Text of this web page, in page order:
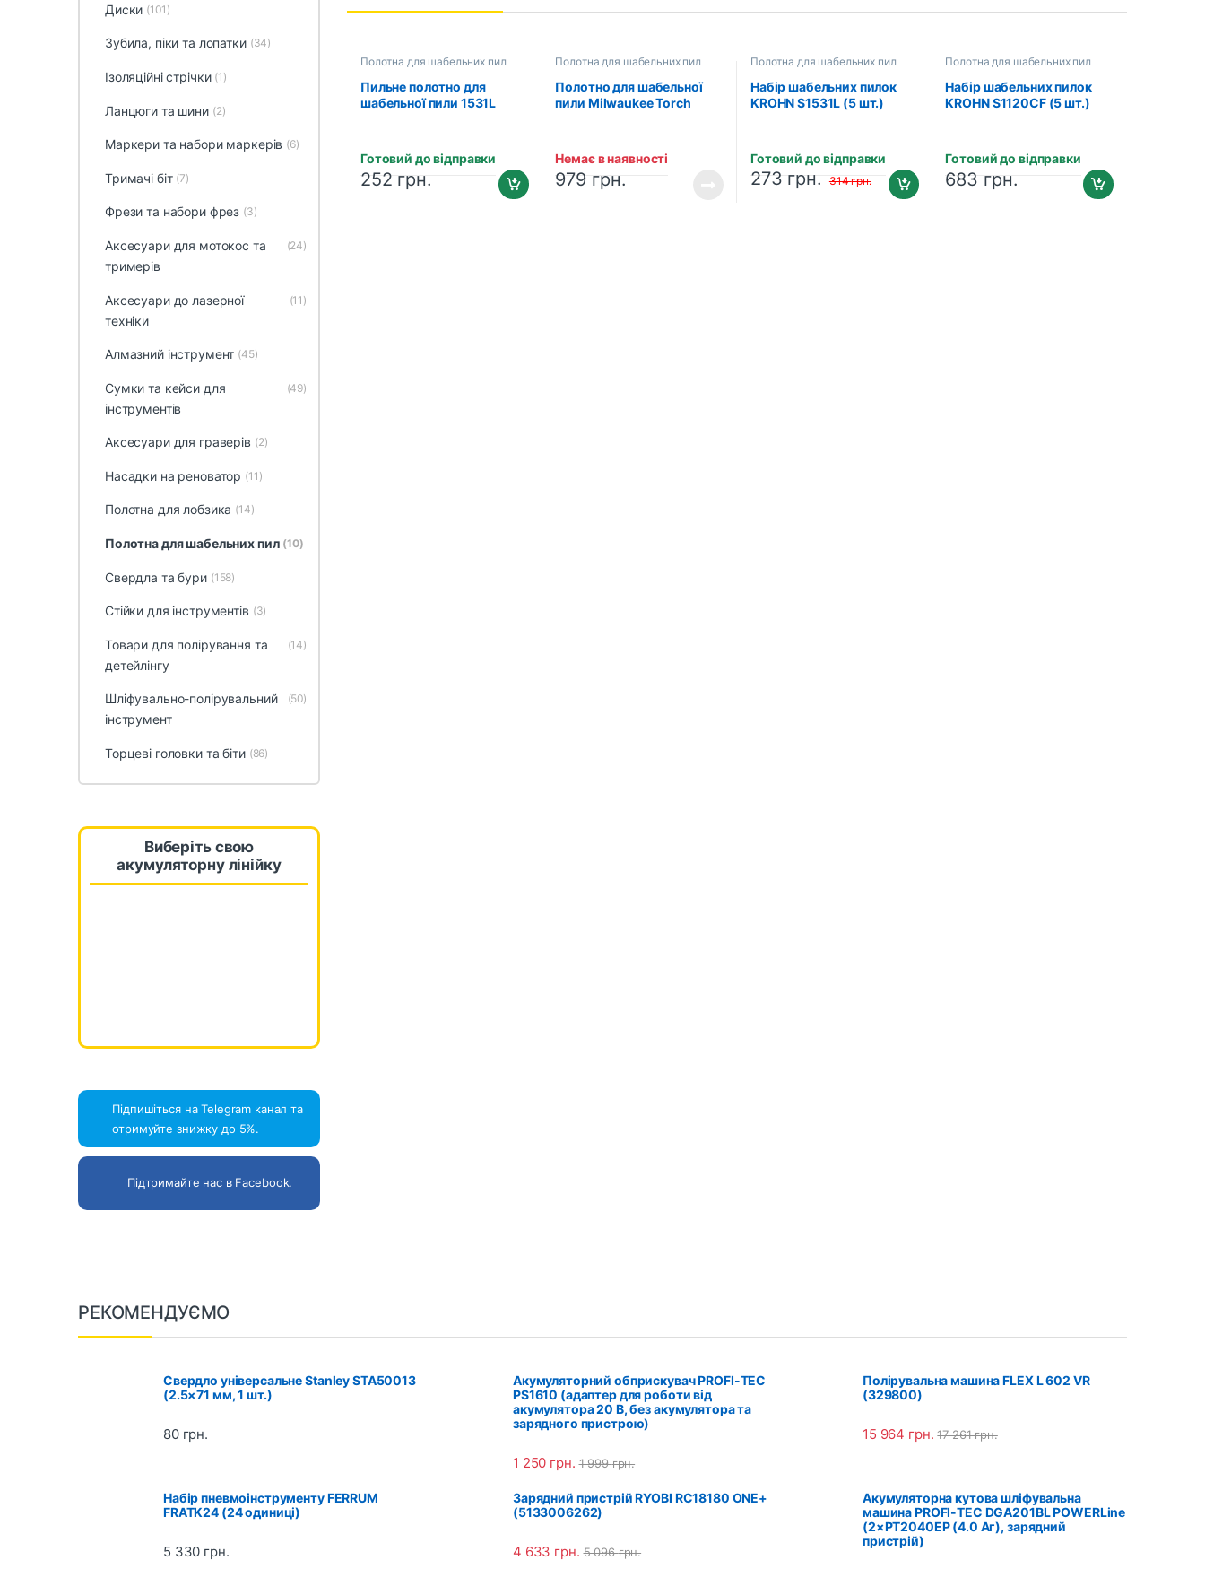
Полотна для шабельних пил
Пильне полотно для
шабельної пили 1531L
(1615153102)
Готовий до відправки
252 грн.
Полотна для шабельних пил
Полотно для шабельної
пили Milwaukee Torch
Немає в наявності
979 грн.
Полотна для шабельних пил
Набір шабельних пилок
KROHN S1531L (5 шт.)
Готовий до відправки
273 грн. 314грн.
Полотна для шабельних пил
Набір шабельних пилок
KROHN S1120CF (5 шт.)
Готовий до відправки
683 грн.
Диски (101)
Зубила, піки та лопатки (34)
Ізоляційні стрічки (1)
Ланцюги та шини (2)
Маркери та набори маркерів (6)
Тримачі біт (7)
Фрези та набори фрез (3)
Аксесуари для мотокос та
тримерів
(24)
Аксесуари до лазерної
техніки
(11)
Алмазний інструмент (45)
Сумки та кейси для
інструментів
(49)
Аксесуари для граверів (2)
Насадки на реноватор (11)
Полотна для лобзика (14)
Полотна для шабельних пил (10)
Свердла та бури (158)
Стійки для інструментів (3)
Товари для полірування та
детейлінгу
(14)
Шліфувально-полірувальний
інструмент
(50)
Торцеві головки та біти (86)
Виберіть свою
акумуляторну лінійку
Підпишіться на Telegram канал та
отримуйте знижку до 5%.
Підтримайте нас в Facebook.
РЕКОМЕНДУЄМО
Свердло універсальне Stanley STA50013
(2.5×71 мм, 1 шт.)
80 грн.
Акумуляторний обприскувач PROFI-TEC
PS1610 (адаптер для роботи від
акумулятора 20 В, без акумулятора та
зарядного пристрою)
1 250 грн. 1 999грн.
Полірувальна машина FLEX L 602 VR
(329800)
15 964 грн. 17 261грн.
Набір пневмоінструменту FERRUM
FRATK24 (24 одиниці)
5 330 грн.
Зарядний пристрій RYOBI RC18180 ONE+
(5133006262)
4 633 грн. 5 096грн.
Акумуляторна кутова шліфувальна
машина PROFI-TEC DGA201BL POWERLine
(2×PT2040EP (4.0 Аг), зарядний
пристрій)